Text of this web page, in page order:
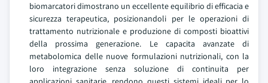
biomarcatori dimostrano un eccellente equilibrio di efficacia e
sicurezza terapeutica, posizionandoli per le operazioni di
trattamento nutrizionale e produzione di composti bioattivi
della prossima generazione. Le capacita avanzate di
metabolomica delle nuove formulazioni nutrizionali, con la
loro integrazione senza soluzione di continuita per